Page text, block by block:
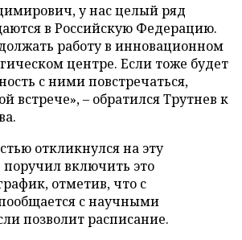
у нас целый ряд
в Российскую Федерацию.
работу в инновационном
центре. Если тоже будет
с ними повстречаться,
встрече», – обратился Трутнев к
откликнулся на эту
включить это
отметив, что с
с научными
позволит расписание.